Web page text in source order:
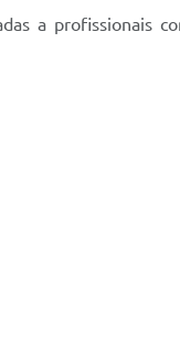
a profissionais